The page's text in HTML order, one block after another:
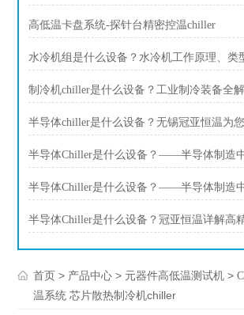
高低温卡盘系统-探针台精密控温chiller
制冷机chiller是什么设备？工业制冷装备全
半导体chiller是什么设备？无锡冠亚恒温为
半导体Chiller是什么设备？——半导体制造
首页 > 产品中心 > 元器件高低温测试机 >
温系统 芯片散热制冷机chiller